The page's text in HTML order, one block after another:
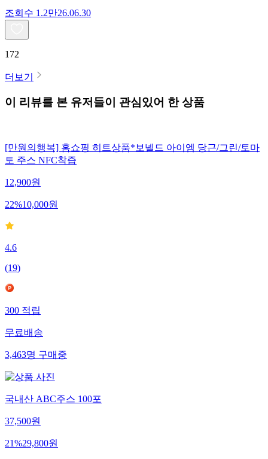
조회수 1.2만26.06.30
172
더보기
이 리뷰를 본 유저들이 관심있어 한 상품
[만원의행복] 홈쇼핑 히트상품*보넬드 아이엠 당근/그린/토마
토 주스 NFC착즙
12,900원
22%10,000원
4.6
(19)
300 적립
무료배송
3,463명 구매중
국내산 ABC주스 100포
37,500원
21%29,800원